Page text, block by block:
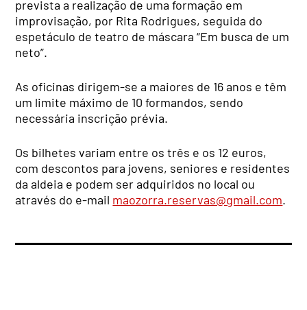
prevista a realização de uma formação em
improvisação, por Rita Rodrigues, seguida do
espetáculo de teatro de máscara “Em busca de um
neto”.
As oficinas dirigem-se a maiores de 16 anos e têm
um limite máximo de 10 formandos, sendo
necessária inscrição prévia.
Os bilhetes variam entre os três e os 12 euros,
com descontos para jovens, seniores e residentes
da aldeia e podem ser adquiridos no local ou
através do e-mail maozorra.reservas@gmail.com.